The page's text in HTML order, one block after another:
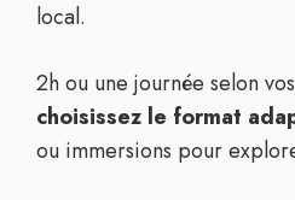
local.
2h ou une journée selon
choisissez le format
ou immersions pour